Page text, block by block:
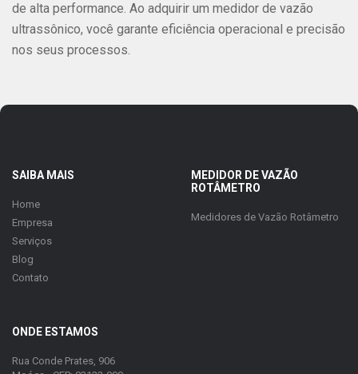
de alta performance. Ao adquirir um medidor de vazão
ultrassônico, você garante eficiência operacional e precisão
nos seus processos.
SAIBA MAIS
Home
Empresa
Serviços
Blog
Contato
ONDE ESTAMOS
Rua Conde Prates, 906
MEDIDOR DE VAZÃO
ROTÂMETRO
Medidores de Vazão Rotâmetro